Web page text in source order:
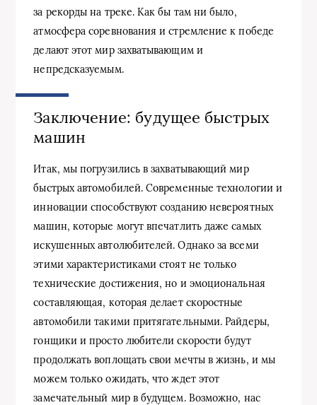
за рекорды на треке. Как бы там ни было,
атмосфера соревнования и стремление к победе
делают этот мир захватывающим и
непредсказуемым.
Заключение: будущее быстрых
машин
Итак, мы погрузились в захватывающий мир
быстрых автомобилей. Современные технологии и
инновации способствуют созданию невероятных
машин, которые могут впечатлить даже самых
искушенных автолюбителей. Однако за всеми
этими характеристиками стоят не только
технические достижения, но и эмоциональная
составляющая, которая делает скоростные
автомобили такими притягательными. Райдеры,
гонщики и просто любители скорости будут
продолжать воплощать свои мечты в жизнь, и мы
можем только ожидать, что ждет этот
замечательный мир в будущем. Возможно, нас